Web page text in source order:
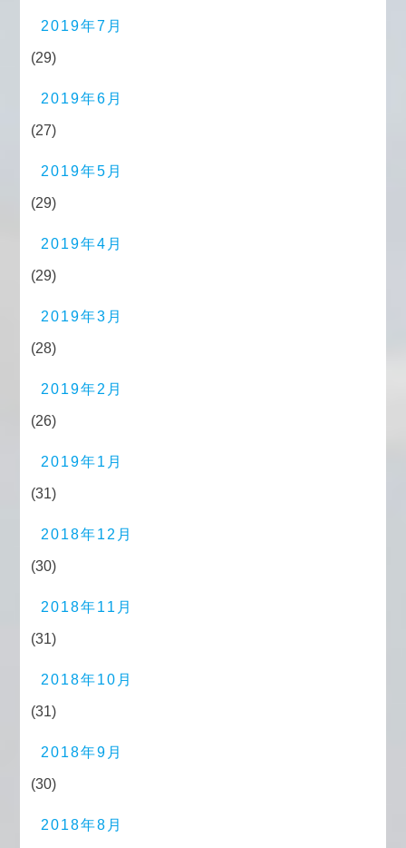
2019年7月
(29)
2019年6月
(27)
2019年5月
(29)
2019年4月
(29)
2019年3月
(28)
2019年2月
(26)
2019年1月
(31)
2018年12月
(30)
2018年11月
(31)
2018年10月
(31)
2018年9月
(30)
2018年8月